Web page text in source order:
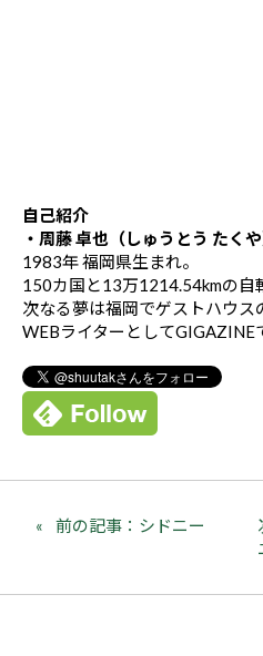
自己紹介
・周藤 卓也（しゅうとう たくや
1983年 福岡県生まれ。
150カ国と13万1214.54kmの自
次なる夢は福岡でゲストハウス
WEBライターとしてGIGAZINE
前の記事：シドニー